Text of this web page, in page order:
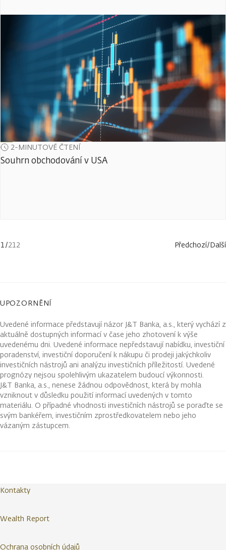
2-MINUTOVÉ ČTENÍ
Souhrn obchodování v USA
1/212 Předchozí/Další
UPOZORNĚNÍ
Uvedené informace představují názor J&T Banka, a.s., který vychází z
aktuálně dostupných informací v čase jeho zhotovení k výše
uvedenému dni. Uvedené informace nepředstavují nabídku, investiční
poradenství, investiční doporučení k nákupu či prodeji jakýchkoliv
investičních nástrojů ani analýzu investičních příležitostí. Uvedené
prognózy nejsou spolehlivým ukazatelem budoucí výkonnosti.
J&T Banka, a.s., nenese žádnou odpovědnost, která by mohla
vzniknout v důsledku použití informací uvedených v tomto
materiálu. O případné vhodnosti investičních nástrojů se poraďte se
svým bankéřem, investičním zprostředkovatelem nebo jeho
vázaným zástupcem.
Kontakty
Wealth Report
Ochrana osobních údajů